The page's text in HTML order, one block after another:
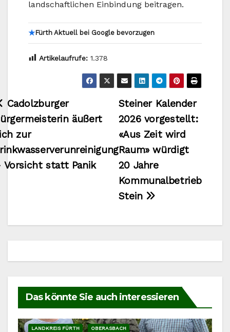
landschaftlichen Einbindung beitragen.
★Fürth Aktuell bei Google bevorzugen
Artikelaufrufe: 1.378
Beitragsnavigation
Steiner Kalender
2026 vorgestellt:
«Aus Zeit wird
Raum» würdigt
20 Jahre
Kommunalbetrieb
Stein
Cadolzburger
äußert
zur
Vorsicht statt Panik
Das könnte Sie auch interessieren
LANDKREIS FÜRTH OBERASBACH